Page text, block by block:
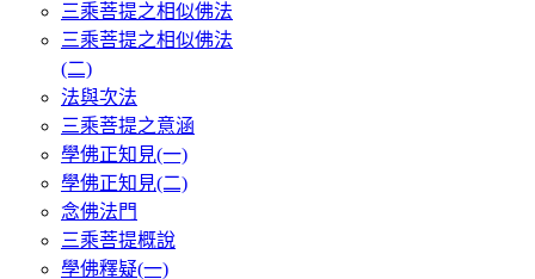
三乘菩提之相似佛法
三乘菩提之相似佛法
(二)
法與次法
三乘菩提之意涵
學佛正知見(一)
學佛正知見(二)
念佛法門
三乘菩提概說
學佛釋疑(一)